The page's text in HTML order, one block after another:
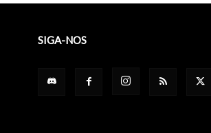
SIGA-NOS